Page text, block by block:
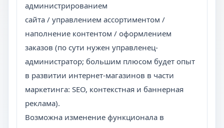
администрированием
сайта / управлением ассортиментом /
наполнение контентом / оформлением
заказов (по сути нужен управленец-
администратор; большим плюсом будет опыт
в развитии интернет-магазинов в части
маркетинга: SEO, контекстная и баннерная
реклама).
Возможна изменение функционала в